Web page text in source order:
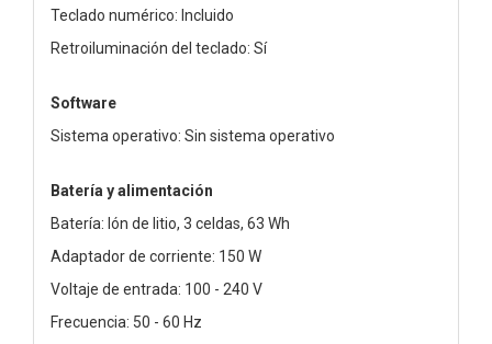
Teclado numérico: Incluido
Retroiluminación del teclado: Sí
Software
Sistema operativo: Sin sistema operativo
Batería y alimentación
Batería: Ión de litio, 3 celdas, 63 Wh
Adaptador de corriente: 150 W
Voltaje de entrada: 100 - 240 V
Frecuencia: 50 - 60 Hz